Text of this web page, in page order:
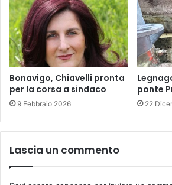
Bonavigo, Chiavelli pronta
per la corsa a sindaco
9 Febbraio 2026
ponte
22
Lascia un commento